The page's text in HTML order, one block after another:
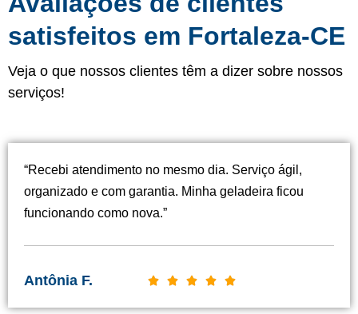
satisfeitos em Fortaleza-CE
Veja o que nossos clientes têm a dizer sobre nossos
serviços!
“Recebi atendimento no mesmo dia. Serviço ágil,
organizado e com garantia. Minha geladeira ficou
funcionando como nova.”
Antônia F.     C